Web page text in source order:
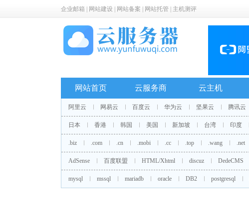
企业邮箱 网站建设 网站备案 网站托管 主机测评
网站首页 云服务商 云主机
阿里云 网易云 百度云 华为云 坚果云 腾讯云
日本 香港 韩国 美国 新加坡 台湾 印度
.biz .com .cn .mobi .cc .top .wang .net
AdSense 百度联盟 HTML/Xhtml discuz DedeCMS
mysql mssql mariadb oracle DB2 postgresql